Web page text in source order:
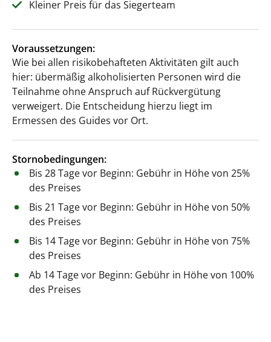
Kleiner Preis für das Siegerteam
Voraussetzungen:
Wie bei allen risikobehafteten Aktivitäten gilt auch
hier: übermäßig alkoholisierten Personen wird die
Teilnahme ohne Anspruch auf Rückvergütung
verweigert. Die Entscheidung hierzu liegt im
Ermessen des Guides vor Ort.
Stornobedingungen:
Bis 28 Tage vor Beginn: Gebühr in Höhe von 25%
des Preises
Bis 21 Tage vor Beginn: Gebühr in Höhe von 50%
des Preises
Bis 14 Tage vor Beginn: Gebühr in Höhe von 75%
des Preises
Ab 14 Tage vor Beginn: Gebühr in Höhe von 100%
des Preises